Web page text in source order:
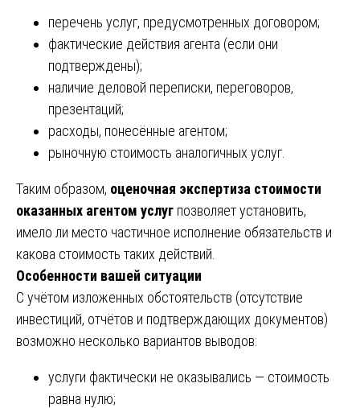
перечень услуг, предусмотренных договором;
фактические действия агента (если они
подтверждены);
наличие деловой переписки, переговоров,
презентаций;
расходы, понесённые агентом;
рыночную стоимость аналогичных услуг.
Таким образом, оценочная экспертиза стоимости
оказанных агентом услуг позволяет установить,
имело ли место частичное исполнение обязательств и
какова стоимость таких действий.
Особенности вашей ситуации
С учётом изложенных обстоятельств (отсутствие
инвестиций, отчётов и подтверждающих документов)
возможно несколько вариантов выводов:
услуги фактически не оказывались — стоимость
равна нулю;